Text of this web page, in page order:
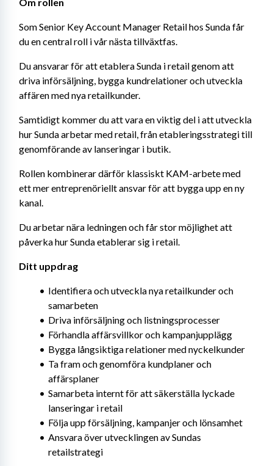
Som Senior Key Account Manager Retail hos Sunda får
du en central roll i vår nästa tillväxtfas.
Du ansvarar för att etablera Sunda i retail genom att
driva införsäljning, bygga kundrelationer och utveckla
affären med nya retailkunder.
Samtidigt kommer du att vara en viktig del i att utveckla
hur Sunda arbetar med retail, från etableringsstrategi till
genomförande av lanseringar i butik.
Rollen kombinerar därför klassiskt KAM-arbete med
ett mer entreprenöriellt ansvar för att bygga upp en ny
kanal.
Du arbetar nära ledningen och får stor möjlighet att
påverka hur Sunda etablerar sig i retail.
Ditt uppdrag
Identifiera och utveckla nya retailkunder och
samarbeten
Driva införsäljning och listningsprocesser
Förhandla affärsvillkor och kampanjupplägg
Bygga långsiktiga relationer med nyckelkunder
Ta fram och genomföra kundplaner och
affärsplaner
Samarbeta internt för att säkerställa lyckade
lanseringar i retail
Följa upp försäljning, kampanjer och lönsamhet
Ansvara över utvecklingen av Sundas
retailstrategi